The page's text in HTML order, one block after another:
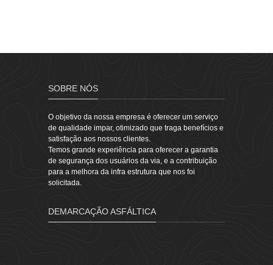
SOBRE NÓS
O objetivo da nossa empresa é oferecer um serviço
de qualidade impar, otimizado que traga benefícios e
satisfação aos nossos clientes.
Temos grande experiência para oferecer a garantia
de segurança dos usuários da via, e a contribuição
para a melhora da infra estrutura que nos foi
solicitada.
DEMARCAÇÃO ASFÁLTICA